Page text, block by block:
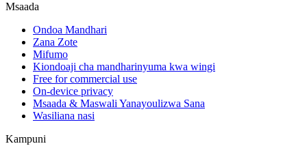
Msaada
Ondoa Mandhari
Zana Zote
Mifumo
Kiondoaji cha mandharinyuma kwa wingi
Free for commercial use
On-device privacy
Msaada & Maswali Yanayoulizwa Sana
Wasiliana nasi
Kampuni